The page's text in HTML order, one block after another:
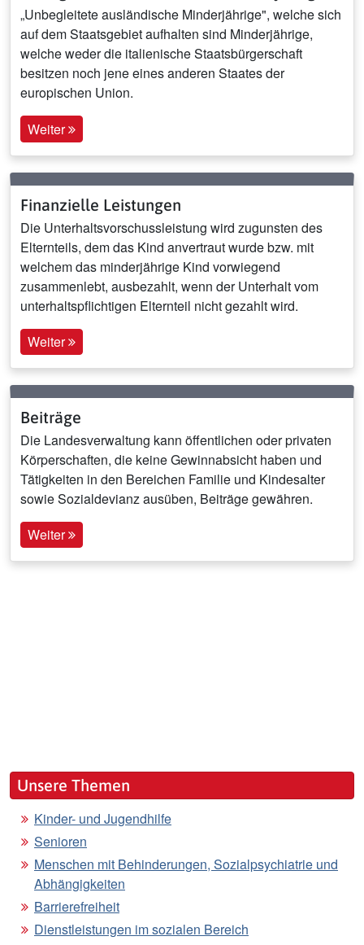
„Unbegleitete ausländische Minderjährige", welche sich
auf dem Staatsgebiet aufhalten sind Minderjährige,
welche weder die italienische Staatsbürgerschaft
besitzen noch jene eines anderen Staates der
europischen Union.
Weiter
Finanzielle Leistungen
Die Unterhaltsvorschussleistung wird zugunsten des
Elternteils, dem das Kind anvertraut wurde bzw. mit
welchem das minderjährige Kind vorwiegend
zusammenlebt, ausbezahlt, wenn der Unterhalt vom
unterhaltspflichtigen Elternteil nicht gezahlt wird.
Weiter
Beiträge
Die Landesverwaltung kann öffentlichen oder privaten
Körperschaften, die keine Gewinnabsicht haben und
Tätigkeiten in den Bereichen Familie und Kindesalter
sowie Sozialdevianz ausüben, Beiträge gewähren.
Weiter
Unsere Themen
Kinder- und Jugendhilfe
Senioren
Menschen mit Behinderungen, Sozialpsychiatrie und
Abhängigkeiten
Barrierefreiheit
Dienstleistungen im sozialen Bereich